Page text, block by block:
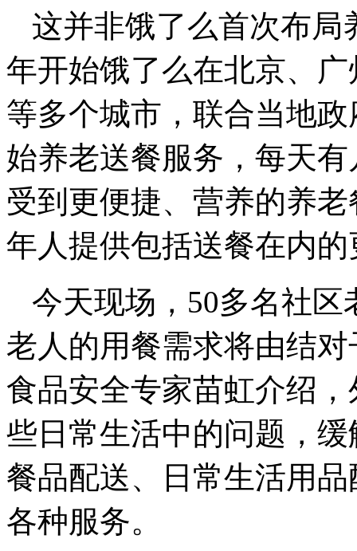
这并非饿了么首次布局
年开始饿了么在北京、
等多个城市，联合当地
始养老送餐服务，每天
受到更便捷、营养的养
年人提供包括送餐在内
今天现场，50多名社
老人的用餐需求将由结
食品安全专家苗虹介绍
些日常生活中的问题，
餐品配送、日常生活用
各种服务。